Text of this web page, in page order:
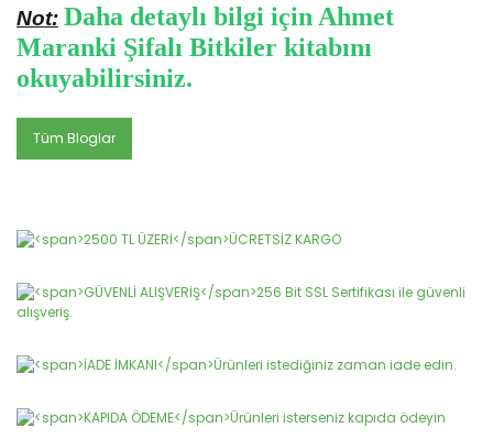
Not: Daha detaylı bilgi için Ahmet
Maranki Şifalı Bitkiler kitabını
okuyabilirsiniz.
Tüm Bloglar